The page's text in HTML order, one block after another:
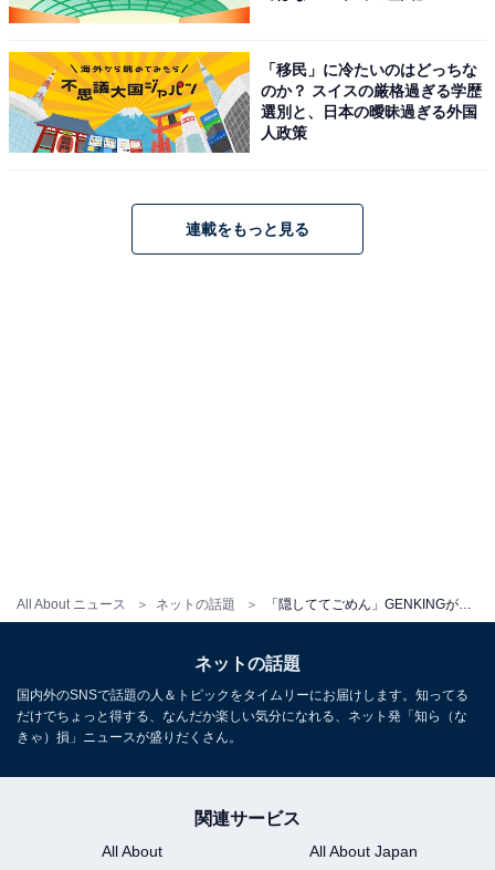
All About ニュース ネットの話題
「移民」に冷たいのはどっちな
のか？ スイスの厳格過ぎる学歴
選別と、日本の曖昧過ぎる外国
人政策
連載をもっと見る
ネットの話題
国内外のSNSで話題の人＆トピックをタイムリーにお届けします。知ってる
だけでちょっと得する、なんだか楽しい気分になれる、ネット発「知ら（な
きゃ）損」ニュースが盛りだくさん。
関連サービス
All About
All About Japan